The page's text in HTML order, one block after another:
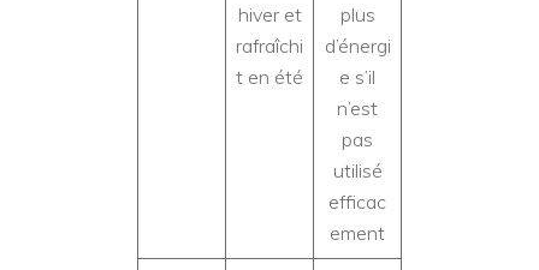
hiver et
rafraîchi
t en été
plus
d’énergi
e s’il
n’est
pas
utilisé
efficac
ement